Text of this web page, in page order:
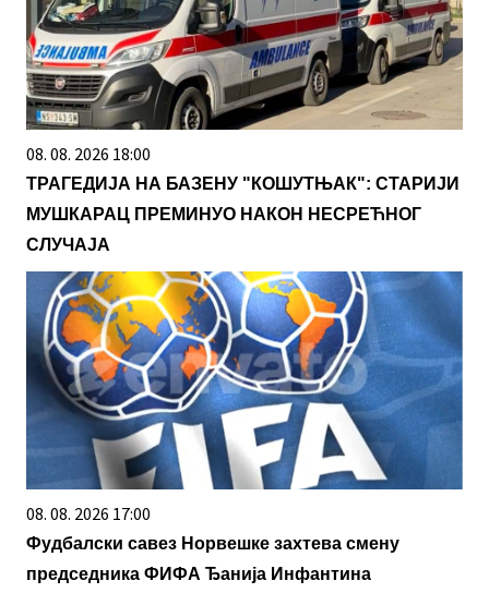
08. 08. 2026 18:00
ТРАГЕДИЈА НА БАЗЕНУ "КОШУТЊАК": СТАРИЈИ
МУШКАРАЦ ПРЕМИНУО НАКОН НЕСРЕЋНОГ
СЛУЧАЈА
08. 08. 2026 17:00
Фудбалски савез Норвешке захтева смену
председника ФИФА Ђанија Инфантина